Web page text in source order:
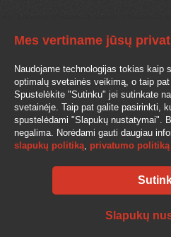
Mes vertiname jūsų
Naudojame technologijas tokias kaip
optimalų svetainės veikimą, o taip
Spustelėkite "Sutinku" jei sutinkate
svetainėje. Taip pat galite pasirinkti,
spustelėdami "Slapukų nustatymai".
negalima. Norėdami gauti daugiau
slapukų politiką, privatumo politiką
Slapukų